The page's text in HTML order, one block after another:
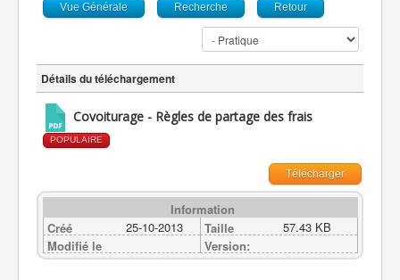
Vue Générale Recherche Retour
Détails du téléchargement
Covoiturage - Règles de partage des frais
POPULAIRE
Télécharger
Information
Créé
25-10-2013
Modifié le
Taille
57.43 KB
Version: